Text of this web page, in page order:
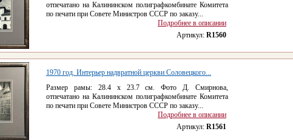
отпечатано на Калининском полиграфкомбинате Комитета
по печати при Совете Министров СССР по заказу...
Подробнее в описании
Артикул: R1560
1970 год. Интерьер надвратной церкви Соловецкого...
Размер рамы: 28.4 x 23.7 см. Фото Д. Смирнова,
отпечатано на Калининском полиграфкомбинате Комитета
по печати при Совете Министров СССР по заказу...
Подробнее в описании
Артикул: R1561